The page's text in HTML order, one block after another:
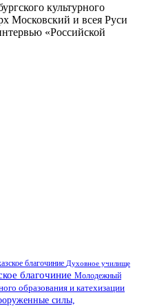
культурного
Московский и всея Руси
«Российской
благочиние Духовное училище
благочиние Молодежный
образования и катехизации
силы,